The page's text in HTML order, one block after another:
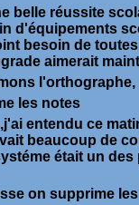
belle réussite
d'équipements
besoin de
aimerait
l'orthographe,
les notes
entendu ce
beaucoup de
était un des
on supprime